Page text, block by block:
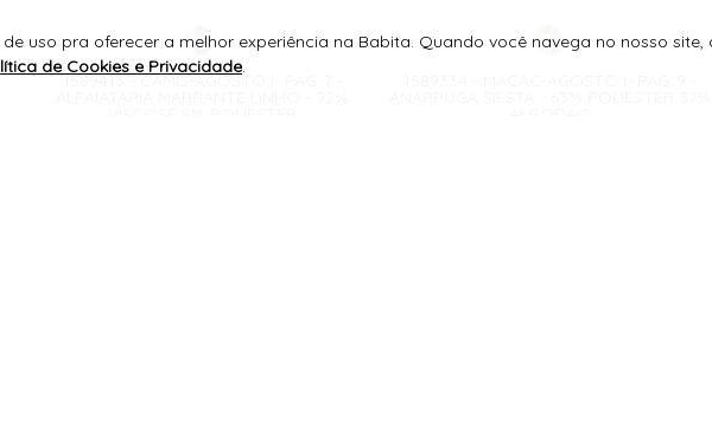
1589413 - CAMIS-AGOSTO I- PAG.:7 -
uso pra oferecer a melhor experiência na Babita. Quando você navega no nosso site,
de Cookies e Privacidade.